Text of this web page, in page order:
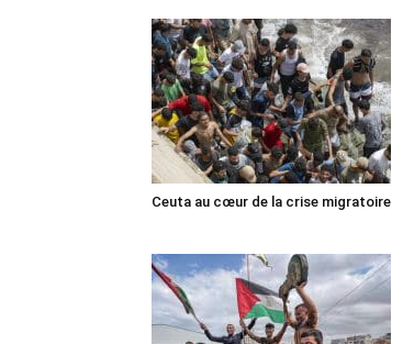
Ceuta au cœur de la crise migratoire